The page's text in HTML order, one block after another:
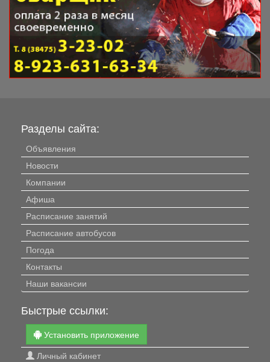
Разделы сайта:
Объявления
Новости
Компании
Афиша
Расписание занятий
Расписание автобусов
Погода
Контакты
Наши вакансии
Быстрые ссылки:
Установить приложение
Личный кабинет